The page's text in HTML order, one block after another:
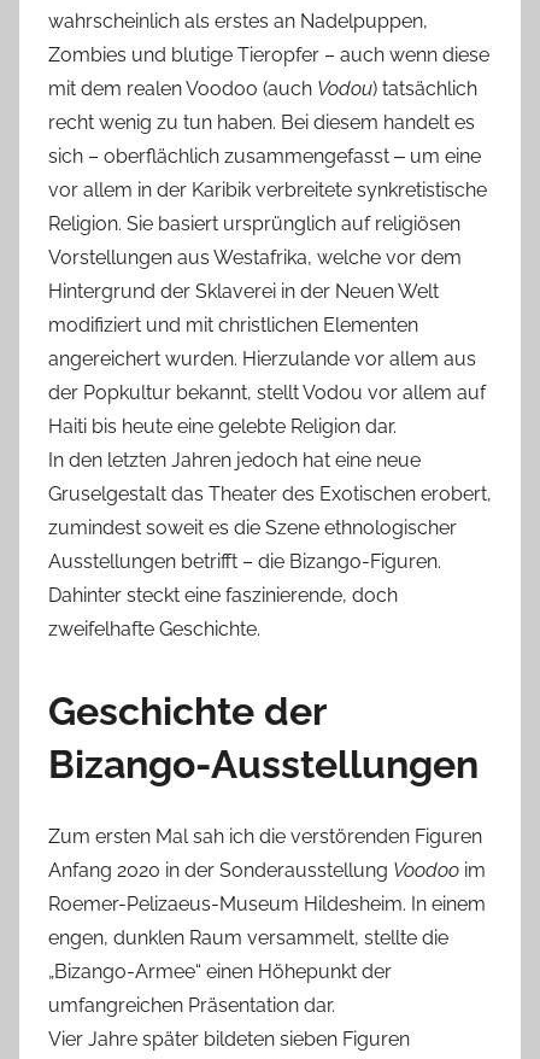
wahrscheinlich als erstes an Nadelpuppen,
Zombies und blutige Tieropfer – auch wenn diese
mit dem realen Voodoo (auch Vodou) tatsächlich
recht wenig zu tun haben. Bei diesem handelt es
sich – oberflächlich zusammengefasst ‒ um eine
vor allem in der Karibik verbreitete synkretistische
Religion. Sie basiert ursprünglich auf religiösen
Vorstellungen aus Westafrika, welche vor dem
Hintergrund der Sklaverei in der Neuen Welt
modifiziert und mit christlichen Elementen
angereichert wurden. Hierzulande vor allem aus
der Popkultur bekannt, stellt Vodou vor allem auf
Haiti bis heute eine gelebte Religion dar.
In den letzten Jahren jedoch hat eine neue
Gruselgestalt das Theater des Exotischen erobert,
zumindest soweit es die Szene ethnologischer
Ausstellungen betrifft – die Bizango-Figuren.
Dahinter steckt eine faszinierende, doch
zweifelhafte Geschichte.
Geschichte der
Bizango-Ausstellungen
Zum ersten Mal sah ich die verstörenden Figuren
Anfang 2020 in der Sonderausstellung Voodoo im
Roemer-Pelizaeus-Museum Hildesheim. In einem
engen, dunklen Raum versammelt, stellte die
„Bizango-Armee“ einen Höhepunkt der
umfangreichen Präsentation dar.
Vier Jahre später bildeten sieben Figuren